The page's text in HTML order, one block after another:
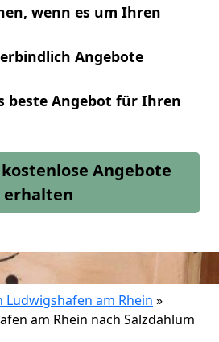
wenn es um Ihren
Angebote
beste Angebot für Ihren
Angebote
erhalten
am Rhein »
am Rhein nach Salzdahlum